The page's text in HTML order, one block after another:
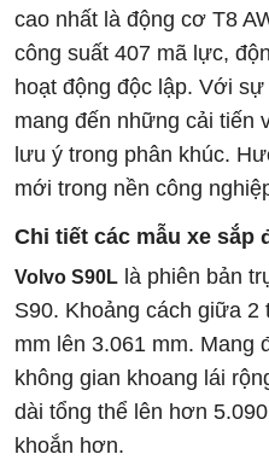
cao nhất là động cơ T8
công suất 407 mã lực,
hoạt động độc lập. Với
mang đến những cải tiến
lưu ý trong phân khúc.
mới trong nền công
Chi tiết các mẫu xe sắp
Volvo S90L là phiên bản
S90. Khoảng cách giữa
mm lên 3.061 mm. Mang
không gian khoang lái
dài tổng thể lên hơn
khoắn hơn.